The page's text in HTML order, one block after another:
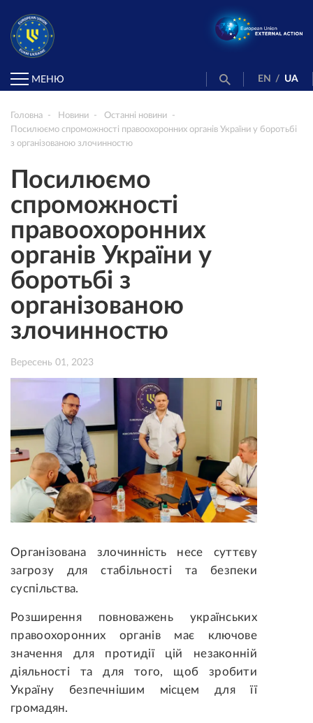
МЕНЮ EN / UA
Головна Новини
Останні новини
Посилюємо спроможності правоохоронних органів України у боротьбі
з організованою злочинностю
Посилюємо
спроможності
правоохоронних
органів України у
боротьбі з
організованою
злочинностю
Вересень 01, 2023
Організована злочинність несе суттєву
загрозу для стабільності та безпеки
суспільства.
Розширення повноважень українських
правоохоронних органів має ключове
значення для протидії цій незаконній
діяльності та для того, щоб зробити
Україну безпечнішим місцем для її
громадян.